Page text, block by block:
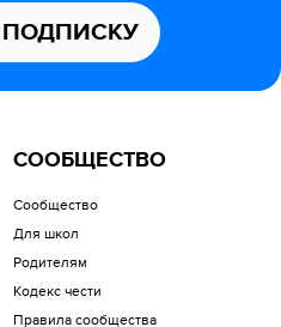
СООБЩЕСТВО
Сообщество
Для школ
Родителям
Кодекс чести
Правила сообщества